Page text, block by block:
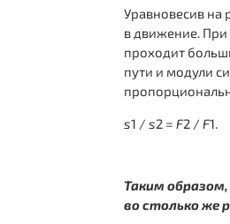
Уравновесив на
в движение. При
проходит
пути и модули
s1 / s2 = F2 / F1.
Таким
во столько же